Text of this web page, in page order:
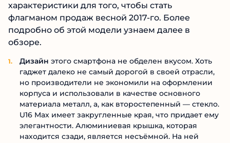
характеристики для того, чтобы стать
флагманом продаж весной 2017-го. Более
подробно об этой модели узнаем далее в
обзоре.
Дизайн этого смартфона не обделен вкусом. Хоть
гаджет далеко не самый дорогой в своей отрасли,
но производители не экономили на оформлении
корпуса и использовали в качестве основного
материала металл, а, как второстепенный — стекло.
U16 Max имеет закругленные края, что придает ему
элегантности. Алюминиевая крышка, которая
находится сзади, является несъёмной. На ней